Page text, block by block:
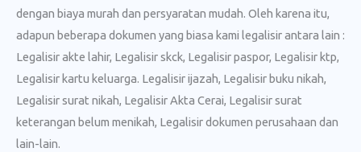
dengan biaya murah dan persyaratan mudah. Oleh karena itu,
adapun beberapa dokumen yang biasa kami legalisir antara lain :
Legalisir akte lahir, Legalisir skck, Legalisir paspor, Legalisir ktp,
Legalisir kartu keluarga. Legalisir ijazah, Legalisir buku nikah,
Legalisir surat nikah, Legalisir Akta Cerai, Legalisir surat
keterangan belum menikah, Legalisir dokumen perusahaan dan
lain-lain.